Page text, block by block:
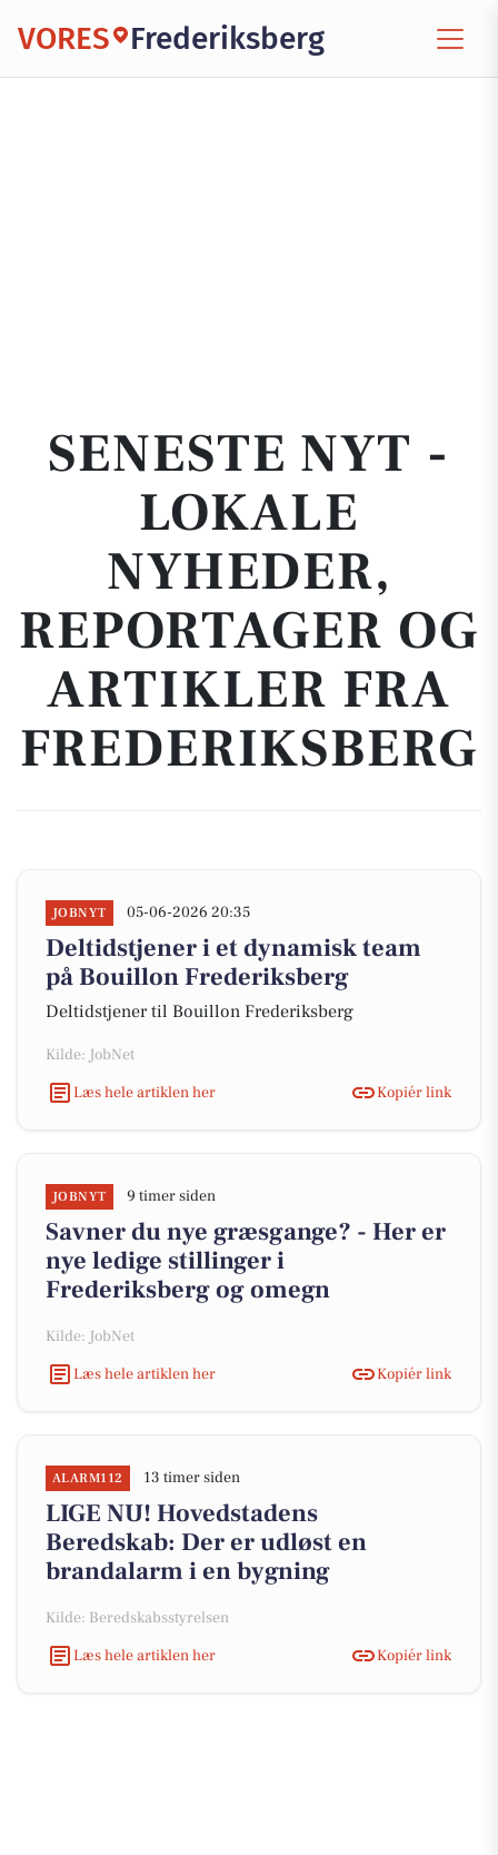
VORES Frederiksberg
SENESTE NYT -
LOKALE
NYHEDER,
REPORTAGER OG
ARTIKLER FRA
FREDERIKSBERG
JOBNYT 05-06-2026 20:35
Deltidstjener i et dynamisk team
på Bouillon Frederiksberg
Deltidstjener til Bouillon Frederiksberg
Kilde: JobNet
Læs hele artiklen her
Kopiér link
JOBNYT 9 timer siden
Savner du nye græsgange? - Her er
nye ledige stillinger i
Frederiksberg og omegn
Kilde: JobNet
Læs hele artiklen her
Kopiér link
ALARM112 13 timer siden
LIGE NU! Hovedstadens
Beredskab: Der er udløst en
brandalarm i en bygning
Kilde: Beredskabsstyrelsen
Læs hele artiklen her
Kopiér link